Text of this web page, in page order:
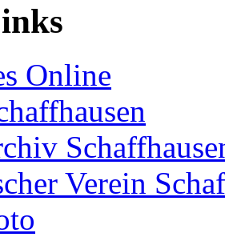
Online
Verein